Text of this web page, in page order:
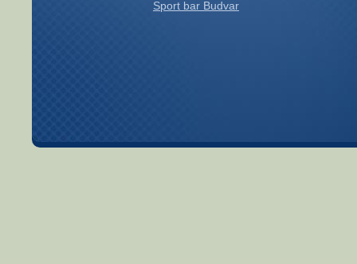
Sport bar Budvar